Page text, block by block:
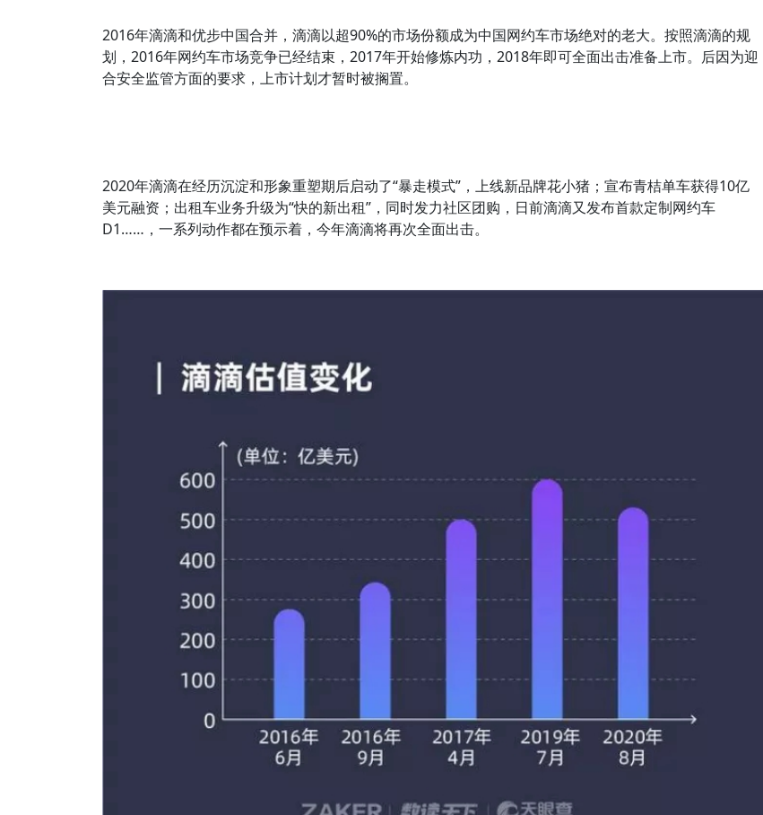
2016年滴滴和优步中国合并，滴滴以超90%的市场份额成为中国网约车市场绝对的老大。按照滴滴的规
划，2016年网约车市场竞争已经结束，2017年开始修炼内功，2018年即可全面出击准备上市。后因为迎
合安全监管方面的要求，上市计划才暂时被搁置。
2020年滴滴在经历沉淀和形象重塑期后启动了“暴走模式”，上线新品牌花小猪；宣布青桔单车获得10亿
美元融资；出租车业务升级为“快的新出租”，同时发力社区团购，日前滴滴又发布首款定制网约车
D1……，一系列动作都在预示着，今年滴滴将再次全面出击。